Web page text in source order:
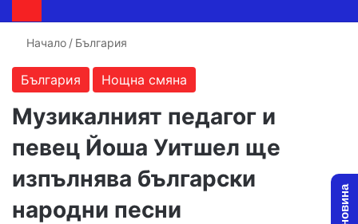
Начало / България
България Нощна смяна
Музикалният педагог и
певец Йоша Уитшел ще
изпълнява български
народни песни